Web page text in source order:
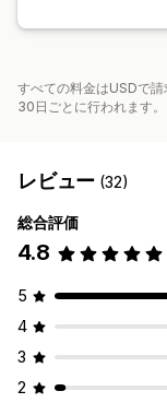
すべての料金はUSDで請
30日ごとに行われます。
レビュー (32)
総合評価
4.8
5
4
3
2